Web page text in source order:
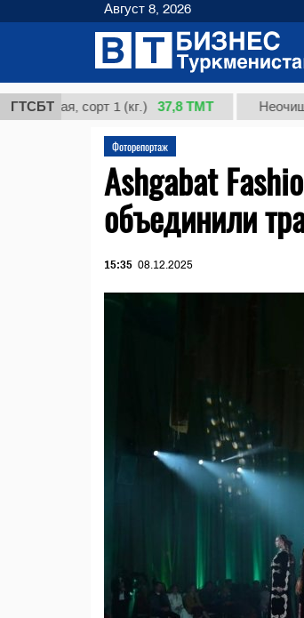
ГТСБТ
сорт 1 (кг.) 37,8 ТМТ Неочищенная
Фоторепортаж
Ashgabat
объединили
15:35 08.12.2025
Август 8, 2026